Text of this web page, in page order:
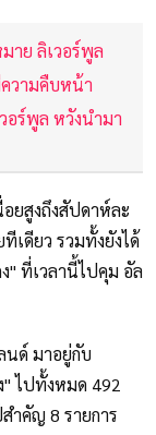
าย ลิเวอร์พูล
วามคืบหน้า
อร์พูล หวังนำมา
ยสูงถึงสัปดาห์ละ
เดียว รวมทั้งยังได้
" ที่เวลานี้ไปคุม อัล
นด์ มาอยู่กับ
" ไปทั้งหมด 492
ำคัญ 8 รายการ